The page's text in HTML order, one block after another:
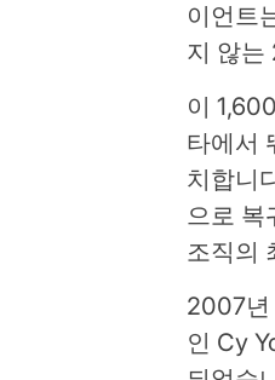
이언트
지 않는
이
타에서
치합니
으로 복
조직의
2007년
인 Cy